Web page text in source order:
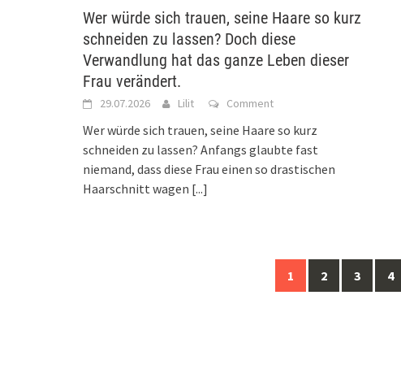
Wer würde sich trauen, seine Haare so kurz
schneiden zu lassen? Doch diese
Verwandlung hat das ganze Leben dieser
Frau verändert.
29.07.2026 Lilit Comment
Wer würde sich trauen, seine Haare so kurz
schneiden zu lassen? Anfangs glaubte fast
niemand, dass diese Frau einen so drastischen
Haarschnitt wagen [...]
1 2 3 4